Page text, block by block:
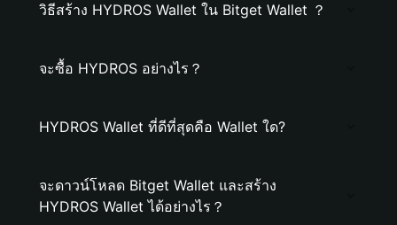
วิธีสร้าง HYDROS Wallet ใน Bitget Wallet ？
จะซื้อ HYDROS อย่างไร？
HYDROS Wallet ที่ดีที่สุดคือ Wallet ใด?
จะดาวน์โหลด Bitget Wallet และสร้าง
HYDROS Wallet ได้อย่างไร？